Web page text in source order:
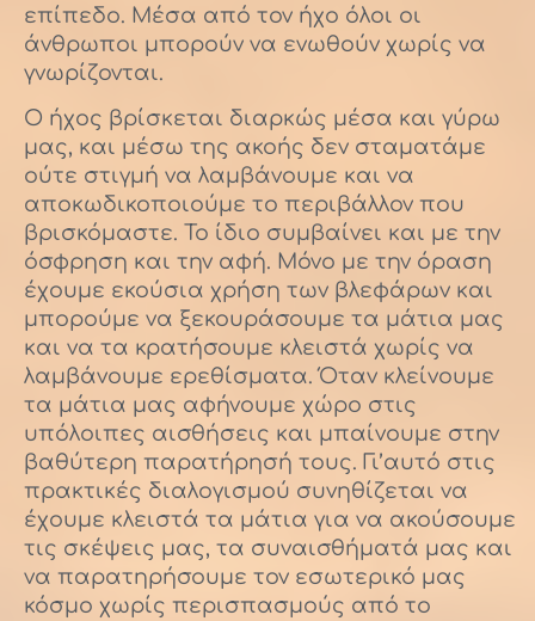
επίπεδο. Μέσα από τον ήχο όλοι οι
άνθρωποι μπορούν να ενωθούν χωρίς να
γνωρίζονται.
Ο ήχος βρίσκεται διαρκώς μέσα και γύρω
μας, και μέσω της ακοής δεν σταματάμε
ούτε στιγμή να λαμβάνουμε και να
αποκωδικοποιούμε το περιβάλλον που
βρισκόμαστε. Το ίδιο συμβαίνει και με την
όσφρηση και την αφή. Μόνο με την όραση
έχουμε εκούσια χρήση των βλεφάρων και
μπορούμε να ξεκουράσουμε τα μάτια μας
και να τα κρατήσουμε κλειστά χωρίς να
λαμβάνουμε ερεθίσματα. Όταν κλείνουμε
τα μάτια μας αφήνουμε χώρο στις
υπόλοιπες αισθήσεις και μπαίνουμε στην
βαθύτερη παρατήρησή τους. Γι’αυτό στις
πρακτικές διαλογισμού συνηθίζεται να
έχουμε κλειστά τα μάτια για να ακούσουμε
τις σκέψεις μας, τα συναισθήματά μας και
να παρατηρήσουμε τον εσωτερικό μας
κόσμο χωρίς περισπασμούς από το